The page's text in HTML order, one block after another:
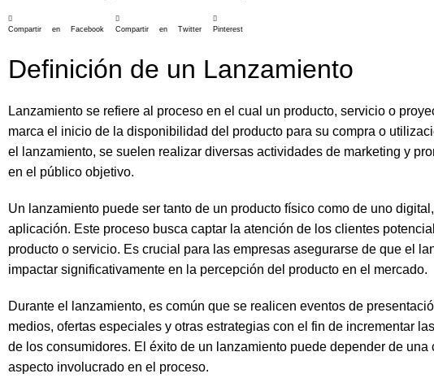
Compartir en Facebook Compartir en Twitter Pinterest
Definición de un Lanzamiento
Lanzamiento se refiere al proceso en el cual un producto, servicio o
marca el inicio de la disponibilidad del producto para su compra o
el lanzamiento, se suelen realizar diversas actividades de marketing y
en el público objetivo.
Un lanzamiento puede ser tanto de un producto físico como de uno
aplicación. Este proceso busca captar la atención de los clientes
producto o servicio. Es crucial para las empresas asegurarse de que el
impactar significativamente en la percepción del producto en el mercado.
Durante el lanzamiento, es común que se realicen eventos de
medios, ofertas especiales y otras estrategias con el fin de incrementar
de los consumidores. El éxito de un lanzamiento puede depender de
aspecto involucrado en el proceso.